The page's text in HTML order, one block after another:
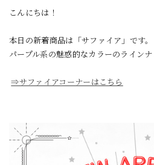
こんにちは！
本日の新着商品は「サファイア」です。
パープル系の魅惑的なカラーのライン
⇒サファイアコーナーはこちら